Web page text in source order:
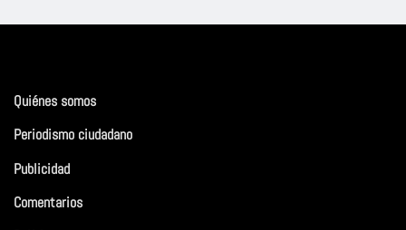
Quiénes somos
Periodismo ciudadano
Publicidad
Comentarios